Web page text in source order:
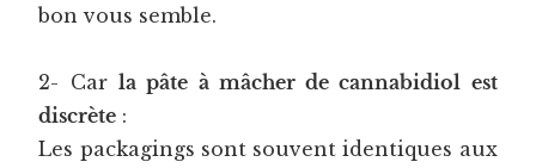
bon vous semble.
2- Car la pâte à mâcher de cannabidiol est
discrète :
Les packagings sont souvent identiques aux